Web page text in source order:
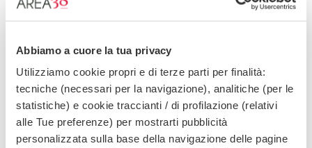
Abbiamo a cuore la tua privacy
Utilizziamo cookie propri e di terze parti per finalità:
tecniche (necessari per la navigazione), analitiche (per le
statistiche) e cookie traccianti / di profilazione (relativi
alle Tue preferenze) per mostrarti pubblicità
personalizzata sulla base della navigazione delle pagine